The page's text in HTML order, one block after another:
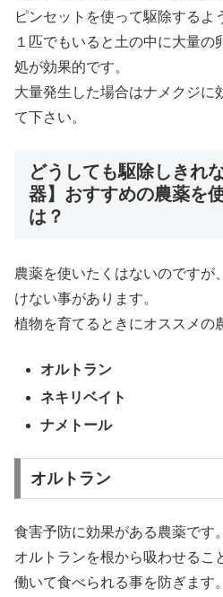
ピンセットを使って駆除するよ
１匹でもいると土の中に大量の
処が効果的です。
大量発生した場合はナメクジに
て下さい。
どうしても駆除しきれ
器】おすすめの農薬を
は？
農薬を使いたくはないのですが
けない事があります。
植物を育てるときにオススメの
オルトラン
ネキリベイト
ナメトール
オルトラン
食害予防に効果がある農薬です。
オルトランを根から吸わせるこ
働いて食べられる事を防ぎます。